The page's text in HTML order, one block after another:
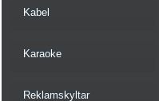
Kabel
Karaoke
Reklamskyltar